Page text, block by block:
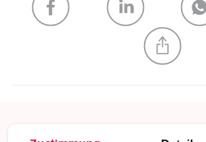
CREATE A NEW